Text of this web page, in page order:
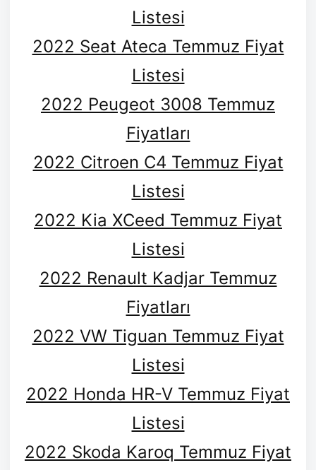
Listesi
2022 Seat Ateca Temmuz Fiyat
Listesi
2022 Peugeot 3008 Temmuz
Fiyatları
2022 Citroen C4 Temmuz Fiyat
Listesi
2022 Kia XCeed Temmuz Fiyat
Listesi
2022 Renault Kadjar Temmuz
Fiyatları
2022 VW Tiguan Temmuz Fiyat
Listesi
2022 Honda HR-V Temmuz Fiyat
Listesi
2022 Skoda Karoq Temmuz Fiyat